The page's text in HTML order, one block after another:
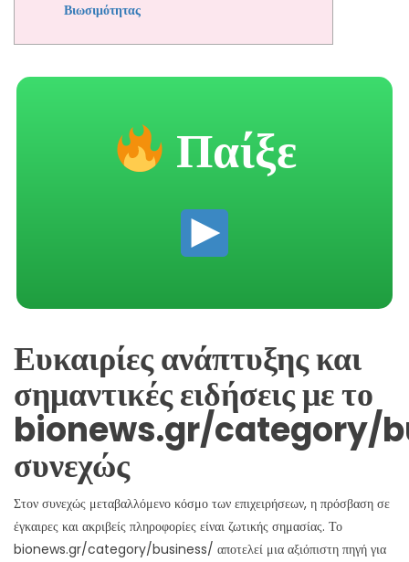
Βιωσιμότητας
Παίξε
Ευκαιρίες ανάπτυξης και
σημαντικές ειδήσεις με το
bionews.gr/category/
συνεχώς
Στον συνεχώς μεταβαλλόμενο κόσμο των επιχειρήσεων, η πρόσβαση σε
έγκαιρες και ακριβείς πληροφορίες είναι ζωτικής σημασίας. Το
bionews.gr/category/business/ αποτελεί μια αξιόπιστη πηγή για